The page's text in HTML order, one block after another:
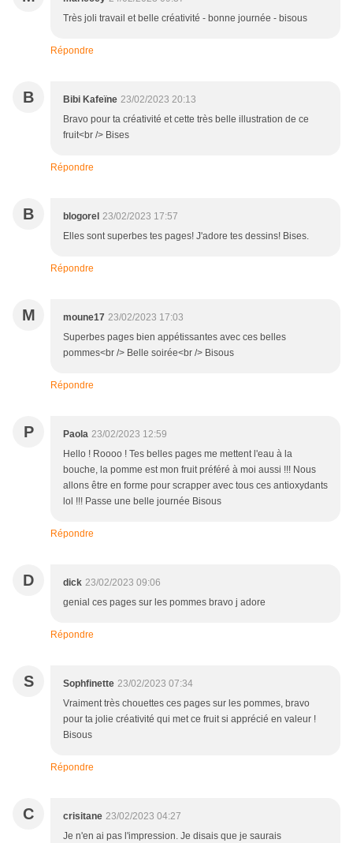
Très joli travail et belle créativité - bonne journée - bisous
Répondre
B Bibi Kafeïne 23/02/2023 20:13
Bravo pour ta créativité et cette très belle illustration de ce
fruit<br /> Bises
Répondre
B blogorel 23/02/2023 17:57
Elles sont superbes tes pages! J'adore tes dessins! Bises.
Répondre
M moune17 23/02/2023 17:03
Superbes pages bien appétissantes avec ces belles
pommes<br /> Belle soirée<br /> Bisous
Répondre
P Paola 23/02/2023 12:59
Hello ! Roooo ! Tes belles pages me mettent l'eau à la
bouche, la pomme est mon fruit préféré à moi aussi !!! Nous
allons être en forme pour scrapper avec tous ces antioxydants
lol !!! Passe une belle journée Bisous
Répondre
D dick 23/02/2023 09:06
genial ces pages sur les pommes bravo j adore
Répondre
S Sophfinette 23/02/2023 07:34
Vraiment très chouettes ces pages sur les pommes, bravo
pour ta jolie créativité qui met ce fruit si apprécié en valeur !
Bisous
Répondre
C crisitane 23/02/2023 04:27
Je n'en ai pas l'impression. Je disais que je saurais